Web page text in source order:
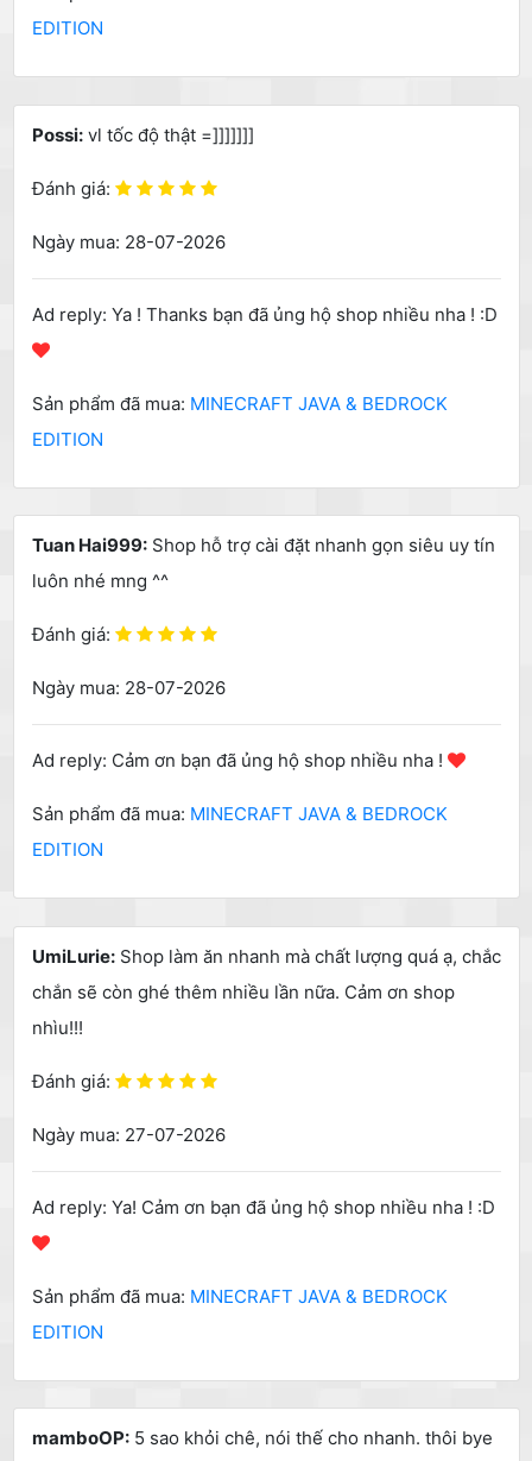
EDITION
Possi:vl tốc độ thật =]]]]]]]
Đánh giá:
Ngày mua: 28-07-2026
Ad reply: Ya ! Thanks bạn đã ủng hộ shop nhiều nha ! :D
Sản phẩm đã mua: MINECRAFT JAVA & BEDROCK
EDITION
Tuan Hai999:Shop hỗ trợ cài đặt nhanh gọn siêu uy tín
luôn nhé mng ^^
Đánh giá:
Ngày mua: 28-07-2026
Ad reply: Cảm ơn bạn đã ủng hộ shop nhiều nha !
Sản phẩm đã mua: MINECRAFT JAVA & BEDROCK
EDITION
UmiLurie:Shop làm ăn nhanh mà chất lượng quá ạ, chắc
chắn sẽ còn ghé thêm nhiều lần nữa. Cảm ơn shop
nhìu!!!
Đánh giá:
Ngày mua: 27-07-2026
Ad reply: Ya! Cảm ơn bạn đã ủng hộ shop nhiều nha ! :D
Sản phẩm đã mua: MINECRAFT JAVA & BEDROCK
EDITION
mamboOP:5 sao khỏi chê, nói thế cho nhanh. thôi bye